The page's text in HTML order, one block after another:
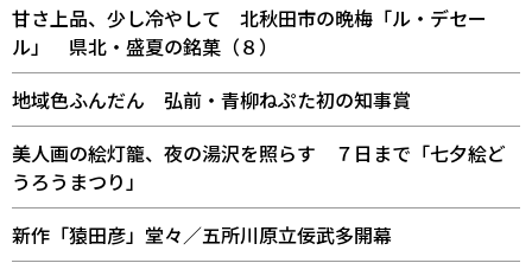
甘さ上品、少し冷やして 北秋田市の晩梅「ル・デセー
ル」 県北・盛夏の銘菓（８）
地域色ふんだん 弘前・青柳ねぷた初の知事賞
美人画の絵灯籠、夜の湯沢を照らす ７日まで「七夕絵ど
うろうまつり」
新作「猿田彦」堂々／五所川原立佞武多開幕